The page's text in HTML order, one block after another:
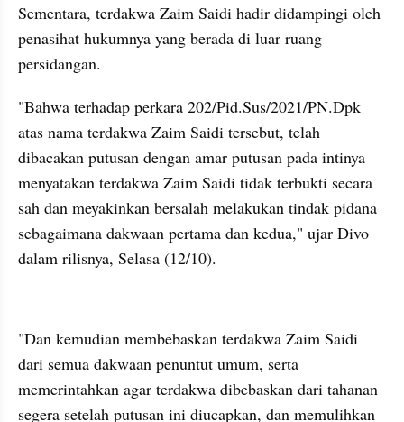
Sementara, terdakwa Zaim Saidi hadir didampingi oleh
penasihat hukumnya yang berada di luar ruang
persidangan.
"Bahwa terhadap perkara 202/Pid.Sus/2021/PN.Dpk
atas nama terdakwa Zaim Saidi tersebut, telah
dibacakan putusan dengan amar putusan pada intinya
menyatakan terdakwa Zaim Saidi tidak terbukti secara
sah dan meyakinkan bersalah melakukan tindak pidana
sebagaimana dakwaan pertama dan kedua," ujar Divo
dalam rilisnya, Selasa (12/10).
"Dan kemudian membebaskan terdakwa Zaim Saidi
dari semua dakwaan penuntut umum, serta
memerintahkan agar terdakwa dibebaskan dari tahanan
segera setelah putusan ini diucapkan, dan memulihkan